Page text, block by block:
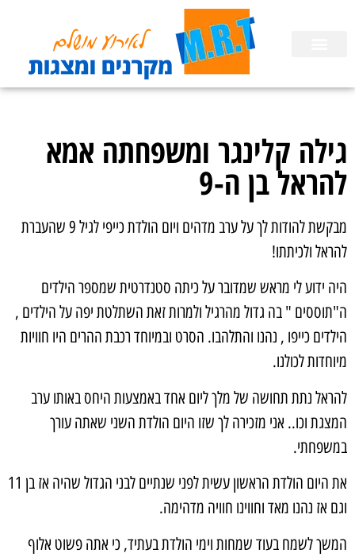
גילה קלינגר ומשפחתה אמא
להראל בן ה-9
מבקשת להודות לך על ערב מדהים ויום הולדת כייפי לגיל 9 שהעברת
להראל ולכיתתו!
היה ידוע לי מראש שמדובר על כיתה סטנדרטית שמספר הילדים
ה"תוססים " בה גדול מהרגיל ולמרות זאת השתלטת יפה על הילדים ,
הילדים כייפו , נהנו והתלהבו. הסרט ובמיוחד רכבת ההרים היו חוויות
מיוחדות לכולנו.
להראל נתת תחושה של מלך ליום אחד באמצעות היחס באותו ערב
המצגת וכו.. אני מזכירה לך שזו היום הולדת השני שאתה עורך
במשפחתי.
את היום הולדת הראשון עשית לפני שנתיים לבני הגדול שהיה אז בן 11
וגם אז נהנו מאד וחווינו חוויה מדהימה.
המשך לשמח בעוד שמחות וימי הולדת בעתיד, כי אתה פשוט אלוף